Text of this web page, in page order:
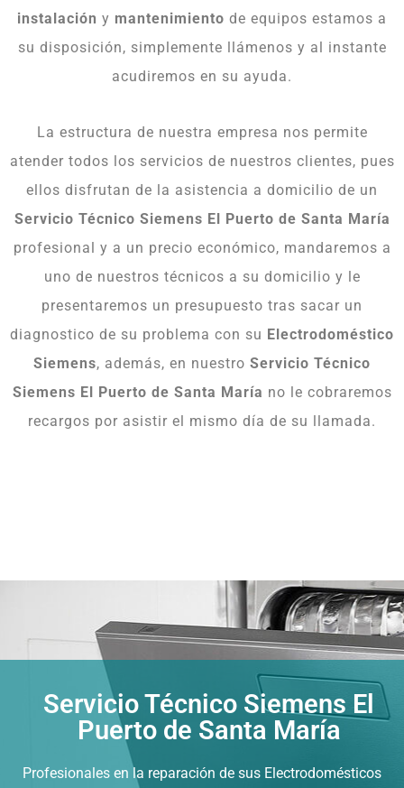
instalación y mantenimiento de equipos estamos a
su disposición, simplemente llámenos y al instante
acudiremos en su ayuda.
La estructura de nuestra empresa nos permite
atender todos los servicios de nuestros clientes, pues
ellos disfrutan de la asistencia a domicilio de un
Servicio Técnico Siemens El Puerto de Santa María
profesional y a un precio económico, mandaremos a
uno de nuestros técnicos a su domicilio y le
presentaremos un presupuesto tras sacar un
diagnostico de su problema con su Electrodoméstico
Siemens, además, en nuestro Servicio Técnico
Siemens El Puerto de Santa María no le cobraremos
recargos por asistir el mismo día de su llamada.
Servicio Técnico Siemens El
Puerto de Santa María
Profesionales en la reparación de sus Electrodomésticos